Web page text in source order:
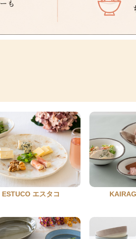
ESTUCO エスタコ